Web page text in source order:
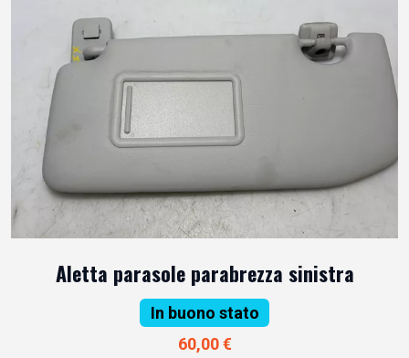
Aletta parasole parabrezza sinistra
In buono stato
60,00 €